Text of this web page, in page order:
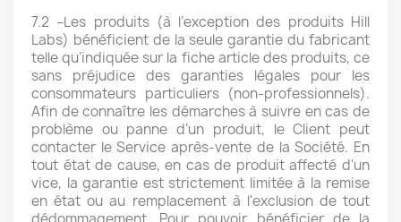
7.2 –Les produits (à l’exception des produits Hill
Labs) bénéficient de la seule garantie du fabricant
telle qu’indiquée sur la fiche article des produits, ce
sans préjudice des garanties légales pour les
consommateurs particuliers (non-professionnels).
Afin de connaître les démarches à suivre en cas de
problème ou panne d’un produit, le Client peut
contacter le Service après-vente de la Société. En
tout état de cause, en cas de produit affecté d'un
vice, la garantie est strictement limitée à la remise
en état ou au remplacement à l'exclusion de tout